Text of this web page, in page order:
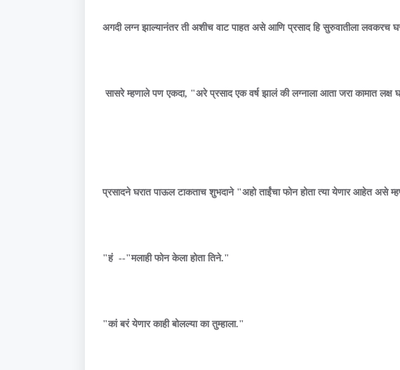
अगदी लग्न झाल्यानंतर ती अशीच वाट पाहत असे आणि प्रसाद हि सुरुवातीला लवकरच
सासरे म्हणाले पण एकदा, "अरे प्रसाद एक वर्ष झालं की लग्नाला आता जरा कामात लक्ष
प्रसादने घरात पाऊल टाकताच शुभदाने "अहो ताईंचा फोन होता त्या येणार आहेत असे
"हं --"मलाही फोन केला होता तिने."
"कां बरं येणार काही बोलल्या का तुम्हाला."